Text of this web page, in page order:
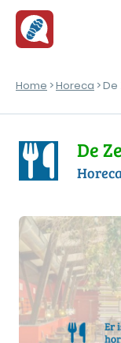
Home >Horeca >
De